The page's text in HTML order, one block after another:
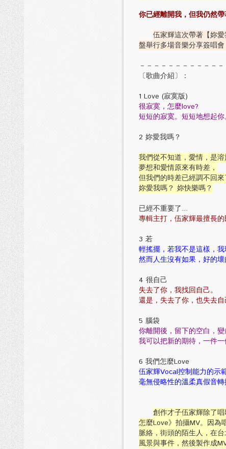
你已經離開我，但我仍然帶
伍家輝這次帶著【妳
盤舉行多場音樂分享簽唱
－－－－－－－－－－－
〔歌曲介紹〕：
1 Love (寂寞版)
很寂寞，怎麼love?
短短的寂寞。短短地想起你
2 妳愛我嗎？
我們從不知道，愛情，是溶
夢想和愛情原來有時差，
但我們的時差已經調不回來
妳愛我嗎？ 妳快樂嗎？
已經不重要了...
專輯主打，伍家輝最擅長
3 若
輕搖擺，若我不是這樣，我
然而人生沒有如果，好的壞
4 很自己
失去了你，我找回自己。
還是，失去了你，也失去自
5 腦袋
你離開後，留下的空白，變
我可以把新的期待，一件一
6 我們怎麼Love
伍家輝Vocal控制能力的示範
毫無侵略性的溫柔真假音
創作才子伍家輝除了
怎麼Love》拍攝MV。因為
脈絡，街頭的陌生人，在
風景與事件，然後製作成MV